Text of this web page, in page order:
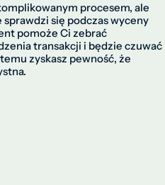
procesem, ale
się podczas wyceny
pomoże Ci zebrać
transakcji i będzie czuwać
zyskasz pewność, że